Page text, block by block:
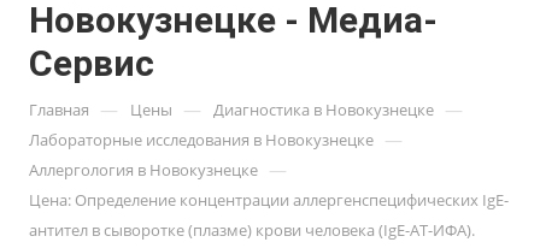
Новокузнецке - Медиа-
Сервис
Главная — Цены — Диагностика в Новокузнецке —
Лабораторные исследования в Новокузнецке —
Аллергология в Новокузнецке —
Цена: Определение концентрации аллергенспецифических IgE-
антител в сыворотке (плазме) крови человека (IgE-АТ-ИФА).